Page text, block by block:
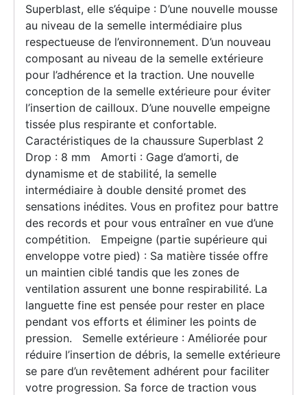
Superblast, elle s’équipe : D’une nouvelle mousse
au niveau de la semelle intermédiaire plus
respectueuse de l’environnement. D’un nouveau
composant au niveau de la semelle extérieure
pour l’adhérence et la traction. Une nouvelle
conception de la semelle extérieure pour éviter
l’insertion de cailloux. D’une nouvelle empeigne
tissée plus respirante et confortable.
Caractéristiques de la chaussure Superblast 2
Drop : 8 mm Amorti : Gage d’amorti, de
dynamisme et de stabilité, la semelle
intermédiaire à double densité promet des
sensations inédites. Vous en profitez pour battre
des records et pour vous entraîner en vue d’une
compétition. Empeigne (partie supérieure qui
enveloppe votre pied) : Sa matière tissée offre
un maintien ciblé tandis que les zones de
ventilation assurent une bonne respirabilité. La
languette fine est pensée pour rester en place
pendant vos efforts et éliminer les points de
pression. Semelle extérieure : Améliorée pour
réduire l’insertion de débris, la semelle extérieure
se pare d’un revêtement adhérent pour faciliter
votre progression. Sa force de traction vous